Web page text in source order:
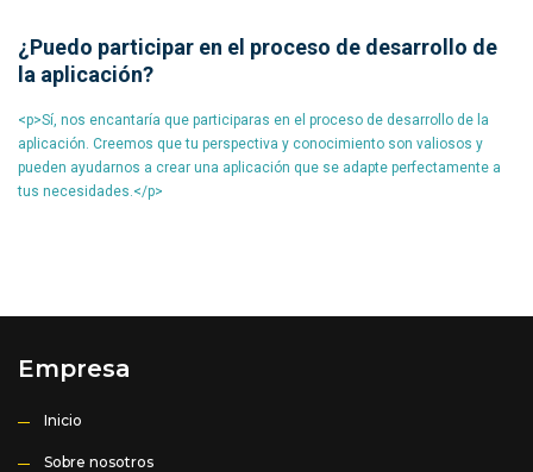
¿Puedo participar en el proceso de desarrollo de
la aplicación?
<p>Sí, nos encantaría que participaras en el proceso de desarrollo de la
aplicación. Creemos que tu perspectiva y conocimiento son valiosos y
pueden ayudarnos a crear una aplicación que se adapte perfectamente a
tus necesidades.</p>
Empresa
Inicio
Sobre nosotros